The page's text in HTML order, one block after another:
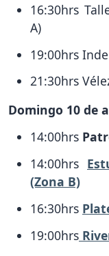
16:30hrs
A)
19:00hrs
21:30hrs
Domingo 10 de
14:00hrs
14:00hrs
(Zona B)
16:30hrs
19:00hrs